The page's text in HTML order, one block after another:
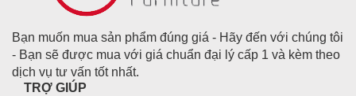
Bạn muốn mua sản phẩm đúng giá - Hãy đến với chúng tôi
- Bạn sẽ được mua với giá chuẩn đại lý cấp 1 và kèm theo
dịch vụ tư vấn tốt nhất.
TRỢ GIÚP